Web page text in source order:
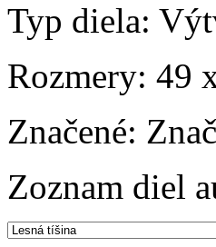
Typ diela:
Rozmery: 49
Značené:
Zoznam diel